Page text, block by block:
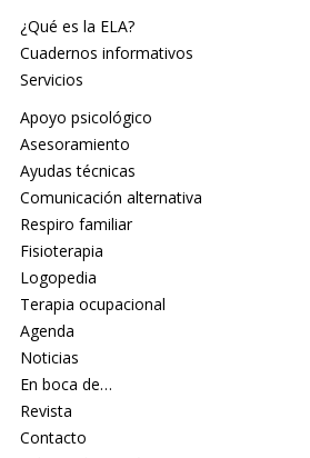
¿Qué es la ELA?
Cuadernos informativos
Servicios
Apoyo psicológico
Asesoramiento
Ayudas técnicas
Comunicación alternativa
Respiro familiar
Fisioterapia
Logopedia
Terapia ocupacional
Agenda
Noticias
En boca de…
Revista
Contacto